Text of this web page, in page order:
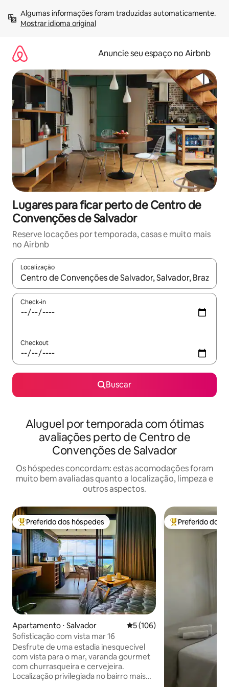
para
Mostrar idioma original
Anuncie seu espaço no Airbnb
Lugares para ficar perto de Centro de
Convenções de Salvador
Reserve locações por temporada, casas e muito mais
no Airbnb
Localização
Quando os resultados estiverem disponíveis, explore-os
Check-in
Checkout
Buscar
Aluguel por temporada com ótimas
avaliações perto de Centro de
Convenções de Salvador
Os hóspedes concordam: estas acomodações foram
muito bem avaliadas quanto a localização, limpeza e
outros aspectos.
Entre os melhores preferidos dos hóspedes
Preferido dos hóspedes
Apartamento ⋅ Salvador 5 de uma avaliação média de
5 (106)
Sofisticação com vista mar 16
Desfrute de uma estadia inesquecível
com vista para o mar, varanda gourmet
com churrasqueira e cervejeira.
Localização privilegiada no bairro mais
Entre os
Preferido dos